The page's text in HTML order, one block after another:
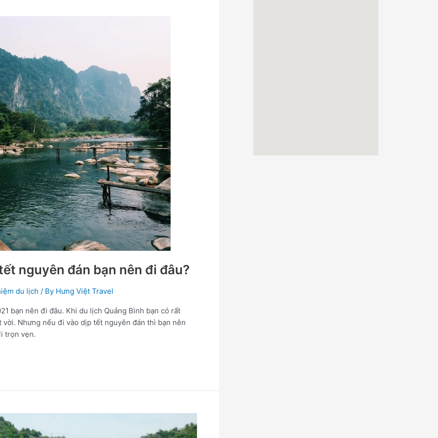
nguyên đán bạn nên đi đâu?
du lịch / By Hưng Việt Travel
bạn nên đi đâu. Khi du lịch Quảng Bình bạn có rất
Nhưng nếu đi vào dịp tết nguyên đán thì bạn nên
trọn vẹn.